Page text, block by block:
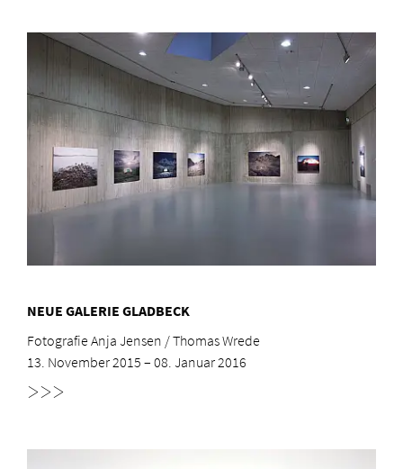
NEUE GALERIE GLADBECK
Fotografie Anja Jensen / Thomas Wrede
13. November 2015 – 08. Januar 2016
>>>